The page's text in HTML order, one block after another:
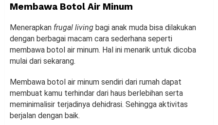
Membawa Botol Air Minum
Menerapkan frugal living bagi anak muda bisa dilakukan
dengan berbagai macam cara sederhana seperti
membawa botol air minum. Hal ini menarik untuk dicoba
mulai dari sekarang.
Membawa botol air minum sendiri dari rumah dapat
membuat kamu terhindar dari haus berlebihan serta
meminimalisir terjadinya dehidrasi. Sehingga aktivitas
berjalan dengan baik.